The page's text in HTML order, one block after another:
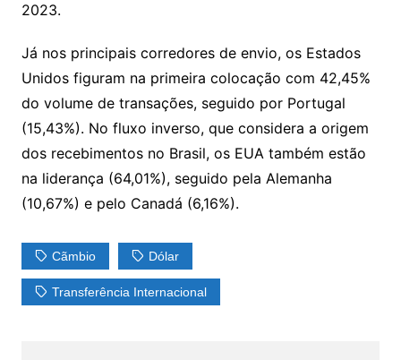
2023.
Já nos principais corredores de envio, os Estados
Unidos figuram na primeira colocação com 42,45%
do volume de transações, seguido por Portugal
(15,43%). No fluxo inverso, que considera a origem
dos recebimentos no Brasil, os EUA também estão
na liderança (64,01%), seguido pela Alemanha
(10,67%) e pelo Canadá (6,16%).
Cãmbio Dólar
Transferência Internacional